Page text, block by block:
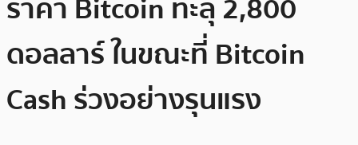
ดอลลาร์ ในขณะที่ Bitcoin
Cash ร่วงอย่างรุนแรง